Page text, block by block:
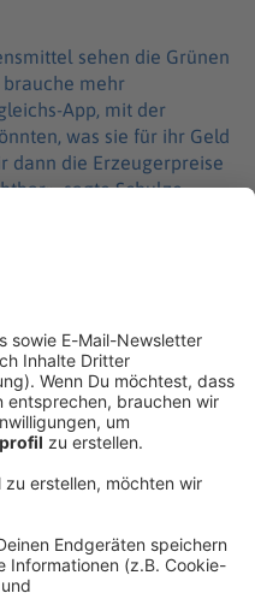
sehen die Grünen
mehr
App, mit der
was sie für ihr Geld
dann die Erzeugerpreise
sagte Schulze.
viel weiter als
das Erkennen von
die
Inhalt bei gleichem
gemacht. Das braucht es